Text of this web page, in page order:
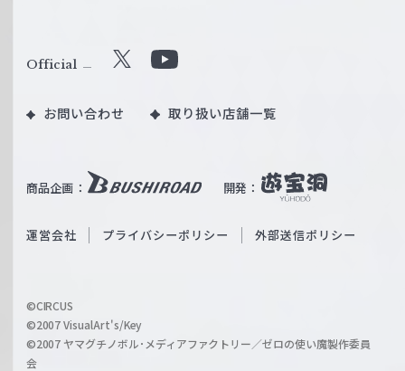
ル
W
ß
c
a
r
z
商品企画： 開発：
Official X
u
b
O
i
お問い合わせ 取り扱い店舗一覧
運営会社 プライバシーポリシー 外部送信ポリシー
©CIRCUS
©2007 VisualArt's/Key
©2007 ヤマグチノボル･メディアファクトリー／ゼロの使い魔製作委員
会